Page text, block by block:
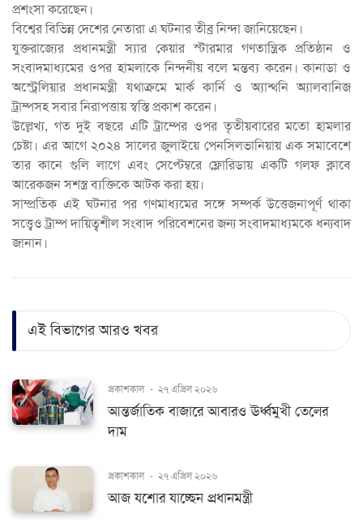
প্রশংসা করেছেন।
বিশ্বের বিভিন্ন দেশের নেতারা এ ঘটনার তীব্র নিন্দা জানিয়েছেন।
যুক্তরাজ্যের প্রধানমন্ত্রী স্যার কেয়ার স্টারমার গণতান্ত্রিক প্রতিষ্ঠান ও
সংবাদমাধ্যমের ওপর হামলাকে নিন্দনীয় বলে মন্তব্য করেন। কানাডা ও
অস্ট্রেলিয়ার প্রধানমন্ত্রী যথাক্রমে মার্ক কার্নি ও অ্যান্থনি অ্যালবানিজ
ট্রাম্পসহ সবার নিরাপত্তায় স্বস্তি প্রকাশ করেন।
উল্লেখ্য, গত দুই বছরে এটি ট্রাম্পের ওপর তৃতীয়বারের মতো হামলার
চেষ্টা। এর আগে ২০২৪ সালের জুলাইয়ে পেনসিলভানিয়ায় এক সমাবেশে
তার কানে গুলি লাগে এবং সেপ্টেম্বরে ফ্লোরিডায় একটি গলফ ক্লাবে
আরেকজন সশস্ত্র ব্যক্তিকে আটক করা হয়।
সাম্প্রতিক এই ঘটনার পর গণমাধ্যমের সঙ্গে সম্পর্ক উত্তেজনাপূর্ণ থাকা
সত্ত্বেও ট্রাম্প দায়িত্বশীল সংবাদ পরিবেশনের জন্য সংবাদমাধ্যমকে ধন্যবাদ
জানান।
এই বিভাগের আরও খবর
প্রকাশকাল - ২৭ এপ্রিল ২০২৬
আন্তর্জাতিক বাজারে আবারও ঊর্ধ্বমুখী তেলের
দাম
প্রকাশকাল - ২৭ এপ্রিল ২০২৬
আজ যশোর যাচ্ছেন প্রধানমন্ত্রী